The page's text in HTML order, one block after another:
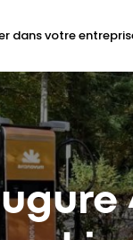
dans votre